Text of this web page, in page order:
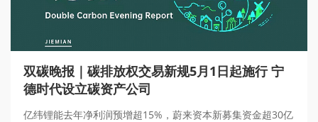
双碳晚报｜碳排放权交易新规5月1日起施行 宁
德时代设立碳资产公司
亿纬锂能去年净利润预增超15%，蔚来资本新募集资金超30亿